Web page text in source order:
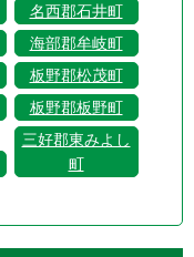
名西郡石井町
海部郡牟岐町
板野郡松茂町
板野郡板野町
三好郡東みよし
町